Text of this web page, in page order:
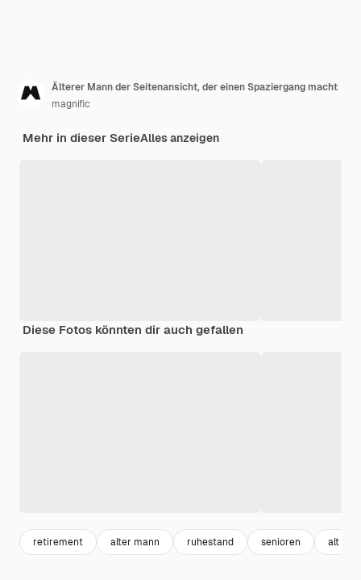
Älterer Mann der Seitenansicht, der einen Spaziergang macht
magnific
Mehr in dieser SerieAlles anzeigen
Diese Fotos könnten dir auch gefallen
retirement alter mann ruhestand senioren alt